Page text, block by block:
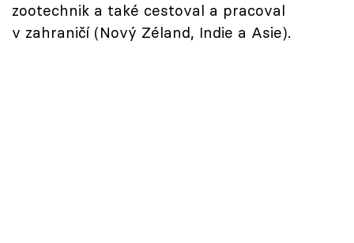
Sledujte prima+
zootechnik a také cestoval a pracoval
v zahraničí (Nový Zéland, Indie a Asie).